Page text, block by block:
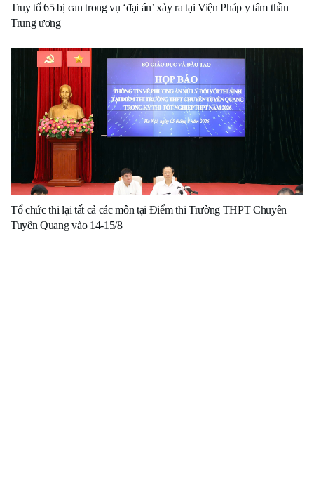
Truy tố 65 bị can trong vụ ‘đại án’ xảy ra tại Viện Pháp y tâm thần
Trung ương
Tổ chức thi lại tất cả các môn tại Điểm thi Trường THPT Chuyên
Tuyên Quang vào 14-15/8